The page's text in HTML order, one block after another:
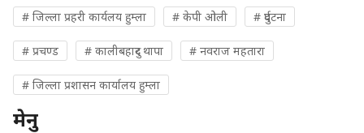
# जिल्ला प्रहरी कार्यलय हुम्ला # केपी ओली # दुर्घटना
# प्रचण्ड # कालीबहादुर थापा # नवराज महतारा
# जिल्ला प्रशासन कार्यालय हुम्ला
मेनु